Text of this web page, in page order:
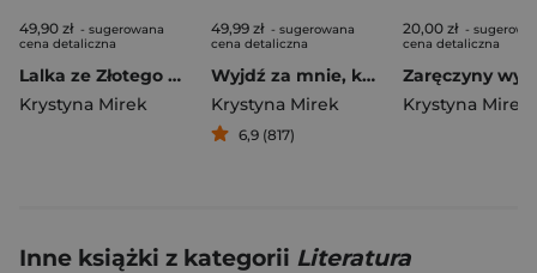
49,90 zł - sugerowana
cena detaliczna
Lalka ze Złotego Wzgórza
Krystyna Mirek
49,99 zł - sugerowana
cena detaliczna
Wyjdź za mnie, kochanie
Krystyna Mirek
6,9 (817)
20,00 zł -
cena detaliczna
Krystyna Mirek
Inne książki z kategorii Literatura